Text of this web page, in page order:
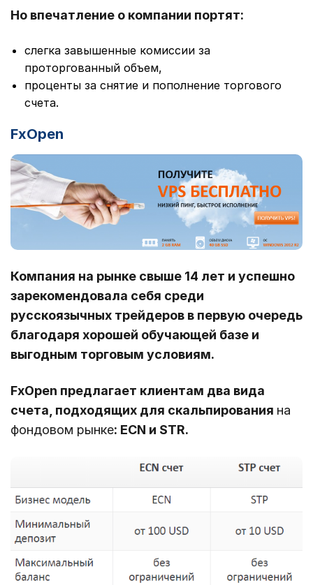
Но впечатление о компании портят:
слегка завышенные комиссии за
проторгованный объем,
проценты за снятие и пополнение торгового
счета.
FxOpen
Компания на рынке свыше 14 лет и успешно
зарекомендовала себя среди
русскоязычных трейдеров в первую очередь
благодаря хорошей обучающей базе и
выгодным торговым условиям.
FxOpen предлагает клиентам два вида
счета, подходящих для скальпирования на
фондовом рынке: ECN и STR.